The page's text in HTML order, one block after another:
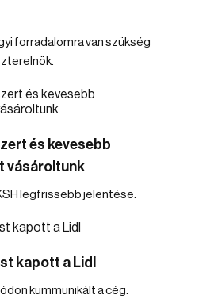
forradalomra van szükség
és kevesebb
vásároltunk
legfrissebb jelentése.
kapott a Lidl
kummunikált a cég.